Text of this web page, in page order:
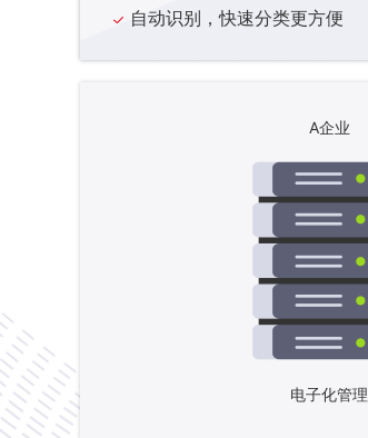
自动识别，快速分类更方便
A企业
电子化管理